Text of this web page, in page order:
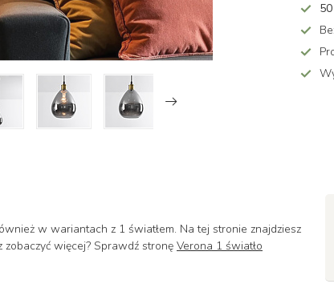
50
w wariantach z 1 światłem. Na tej stronie znajdziesz
więcej? Sprawdź stronę Verona 1 światło